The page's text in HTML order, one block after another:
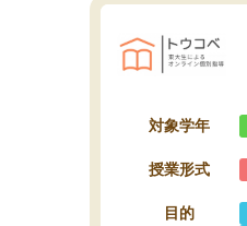
対象学年
授業形式
目的